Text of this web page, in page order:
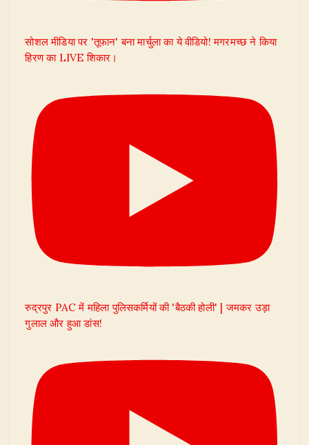
सोशल मीडिया पर 'तूफान' बना मार्चुला का ये वीडियो! मगरमच्छ ने किया
हिरण का LIVE शिकार।
रुद्रपुर PAC में महिला पुलिसकर्मियों की 'बैठकी होली' | जमकर उड़ा
गुलाल और हुआ डांस!